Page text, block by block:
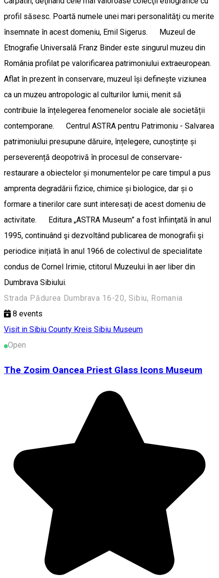
profil săsesc. Poartă numele unei mari personalităţi cu merite
însemnate în acest domeniu, Emil Sigerus. Muzeul de
Etnografie Universală Franz Binder este singurul muzeu din
România profilat pe valorificarea patrimoniului extraeuropean.
Aflat în prezent în conservare, muzeul își definește viziunea
ca un muzeu antropologic al culturilor lumii, menit să
contribuie la înțelegerea fenomenelor sociale ale societății
contemporane. Centrul ASTRA pentru Patrimoniu - Salvarea
patrimoniului presupune dăruire, înțelegere, cunoștințe și
perseverență deopotrivă în procesul de conservare-
restaurare a obiectelor și monumentelor pe care timpul a pus
amprenta degradării fizice, chimice și biologice, dar și o
formare a tinerilor care sunt interesați de acest domeniu de
activitate. Editura „ASTRA Museum” a fost înfiinţată în anul
1995, continuând şi dezvoltând publicarea de monografii şi
periodice inițiată în anul 1966 de colectivul de specialitate
condus de Cornel Irimie, ctitorul Muzeului în aer liber din
Dumbrava Sibiului.
Strada Pădurea Dumbrava 16-20, Sibiu, Romania
8 events
Visit in Sibiu County Kreis Sibiu Museum
Open
The Zosim Oancea Priest Glass Icons Museum